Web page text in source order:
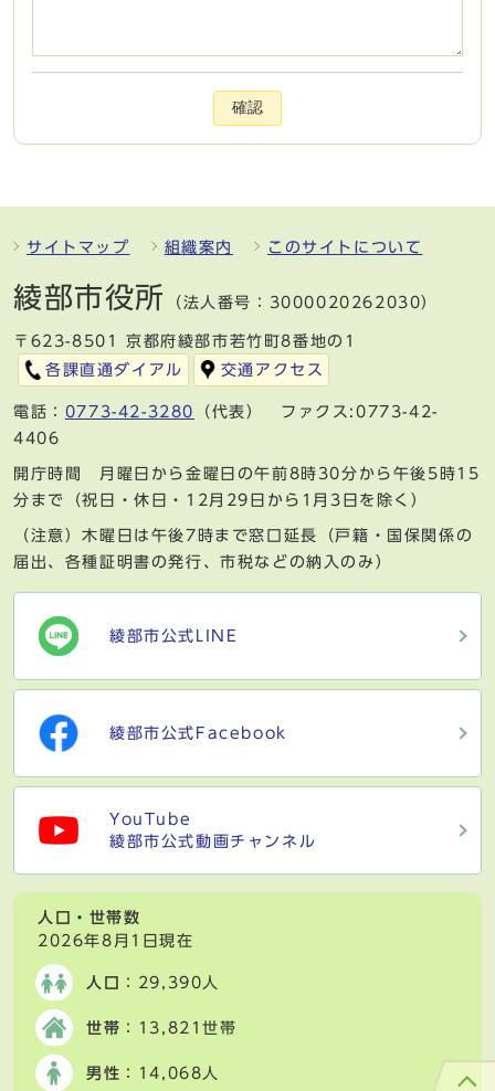
確認
サイトマップ 組織案内 このサイトについて
綾部市役所 （法人番号：3000020262030）
〒623-8501 京都府綾部市若竹町8番地の1
各課直通ダイアル
交通アクセス
電話： 0773-42-3280
（代表） ファクス:0773-42-
4406
開庁時間 月曜日から金曜日の午前8時30分から午後5時15
分まで（祝日・休日・12月29日から1月3日を除く）
（注意）木曜日は午後7時まで窓口延長（戸籍・国保関係の
届出、各種証明書の発行、市税などの納入のみ）
綾部市公式LINE
綾部市公式Facebook
YouTube
綾部市公式動画チャンネル
人口・世帯数
2026年8月1日現在
人口 ：29,390人
世帯 ：13,821世帯
男性 ：14,068人